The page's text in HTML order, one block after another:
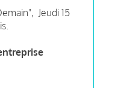
Jeudi 15